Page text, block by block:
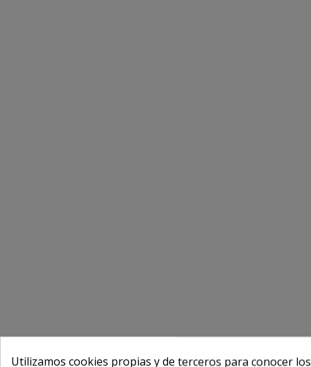
Utilizamos cookies propias y de terceros para conocer